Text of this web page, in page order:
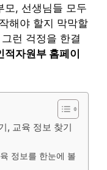
모, 선생님들 모두
해야 할지 막막할
런 걱정을 한결
적자원부 홈페이
, 교육 정보 찾기
정보를 한눈에 볼